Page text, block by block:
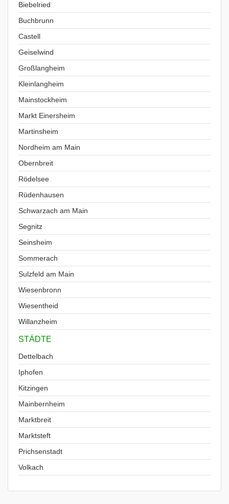
Biebelried
Buchbrunn
Castell
Geiselwind
Großlangheim
Kleinlangheim
Mainstockheim
Markt Einersheim
Martinsheim
Nordheim am Main
Obernbreit
Rödelsee
Rüdenhausen
Schwarzach am Main
Segnitz
Seinsheim
Sommerach
Sulzfeld am Main
Wiesenbronn
Wiesentheid
Willanzheim
STÄDTE
Dettelbach
Iphofen
Kitzingen
Mainbernheim
Marktbreit
Marktsteft
Prichsenstadt
Volkach